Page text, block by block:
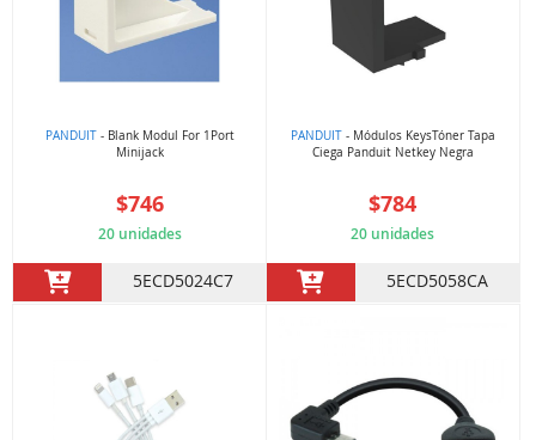
PANDUIT- Blank Modul For 1Port
Minijack
$746
20 unidades
5ECD5024C7
PANDUIT- Módulos KeysTóner Tapa
Ciega Panduit Netkey Negra
$784
20 unidades
5ECD5058CA